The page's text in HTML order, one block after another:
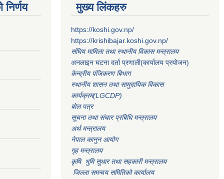
निर्णय मुख्य लिंकहरु
https://koshi.gov.np/
https://krishibajar.koshi.gov.np/
संघिय मामिला तथा स्थानीय विकास मन्त्रालय
अनलाइन घटना दर्ता प्रणाली(कार्यालय प्रयोजन)
केन्द्रीय पंजिकरण बिभाग
स्थानीय शासन तथा सामुदायिक विकास
कार्यक्रम(LGCDP)
बोल पत्र
सूचना तथा संचार प्रबिधि मन्त्रालय
अर्थ मन्त्रालय
नेपाल कानुन आयोग
गृह मन्त्रालय
कृषि भुमि सुधार तथा सहकारी मन्त्रालय
जिल्ला समन्वय समितिको कार्यालय